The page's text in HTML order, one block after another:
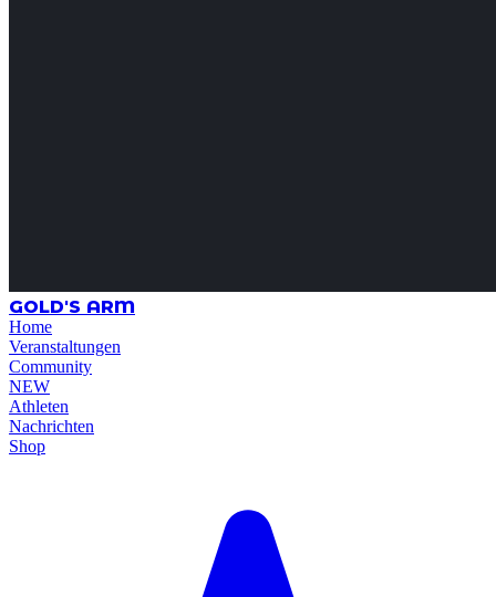
GOLD'S ARM
Home
Veranstaltungen
Community
NEW
Athleten
Nachrichten
Shop